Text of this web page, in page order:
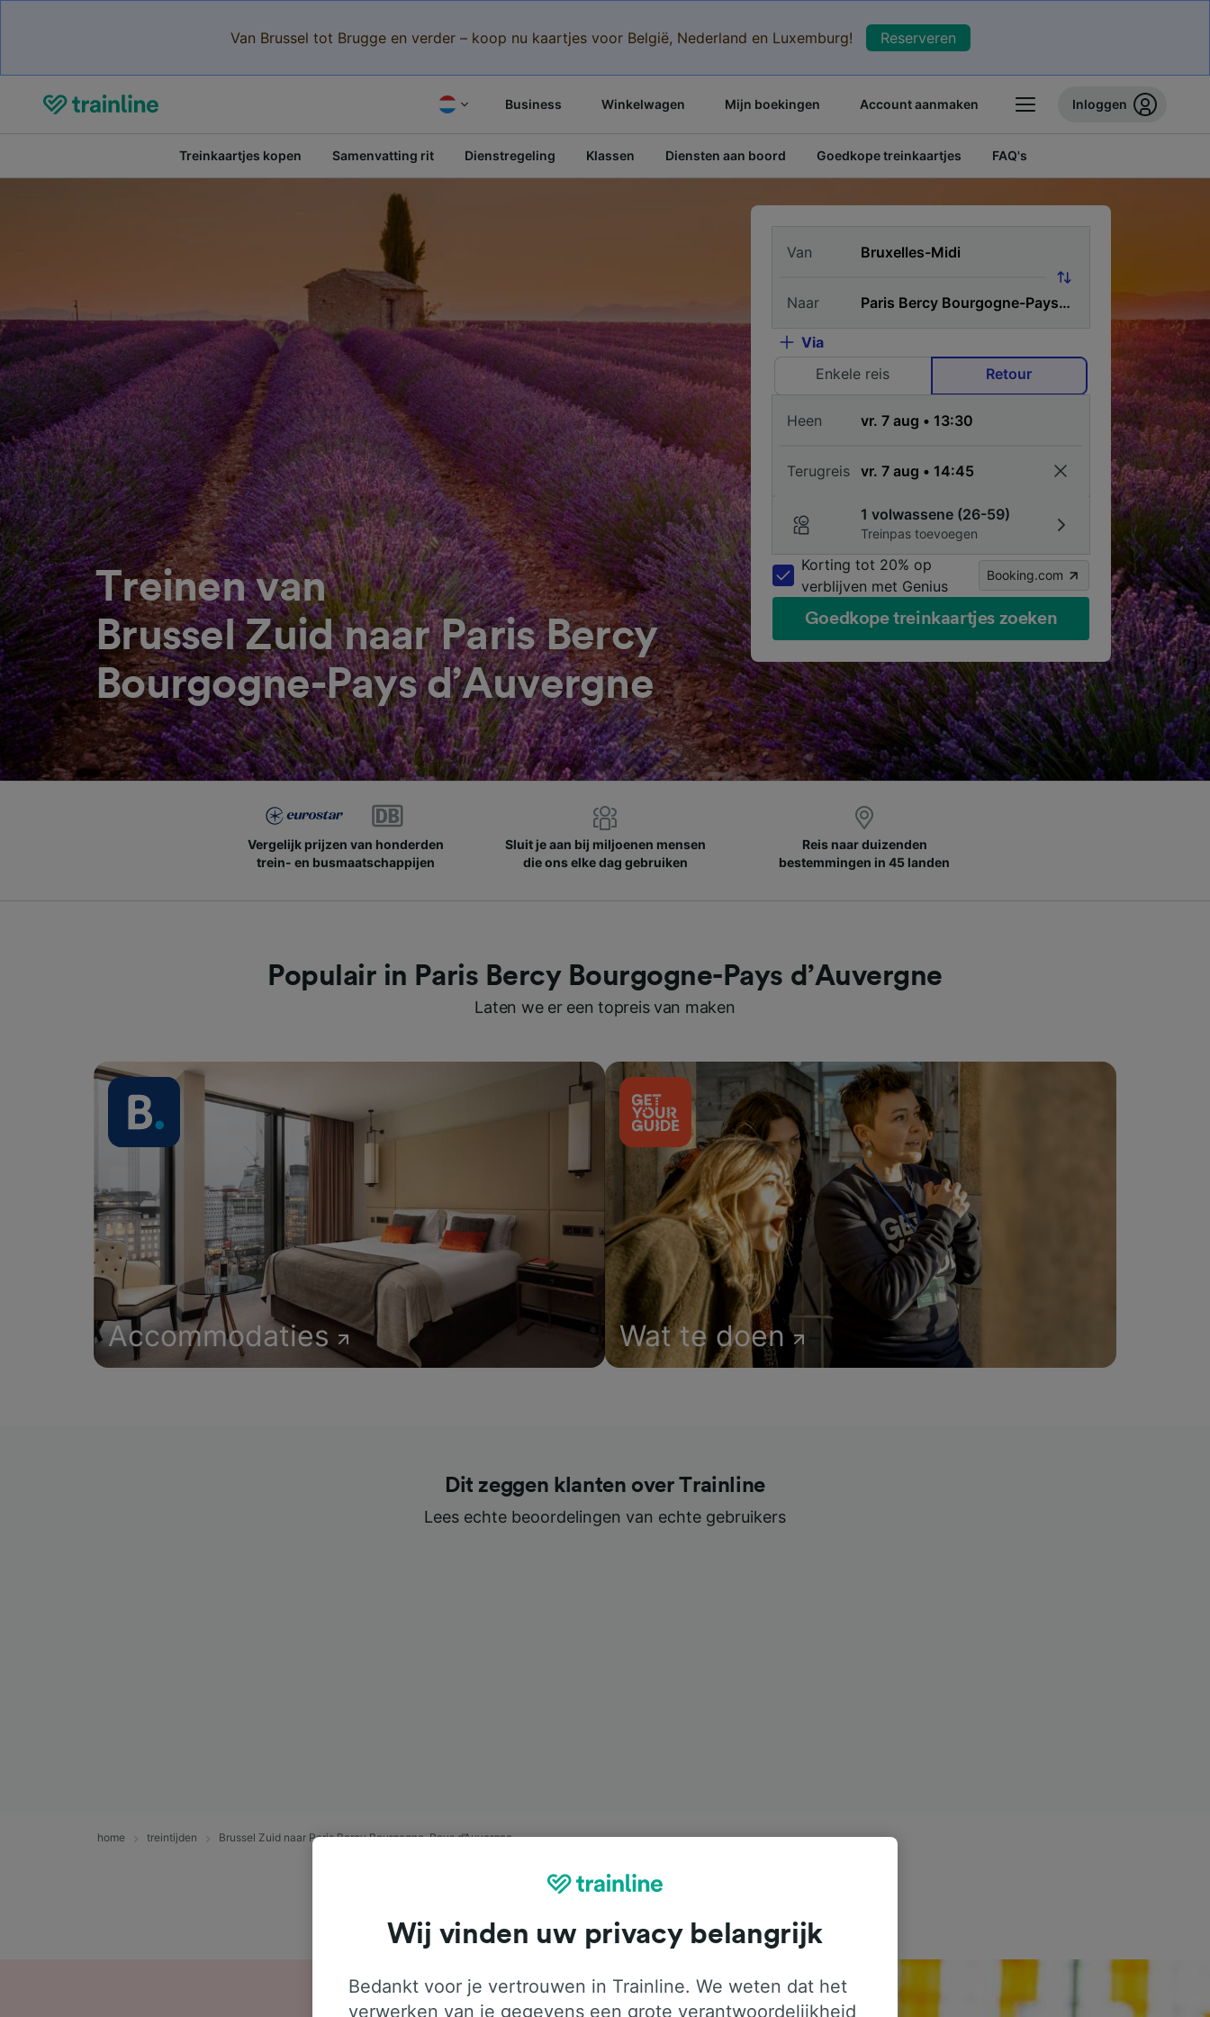
Van Brussel tot Brugge en verder – koop nu kaartjes voor België, Nederland en Luxemburg! Reserveren
Business Winkelwagen Mijn boekingen Account aanmaken Inloggen
Treinkaartjes kopen Samenvatting rit Dienstregeling Klassen Diensten aan boord Goedkope treinkaartjes FAQ's
Treinen van
Brussel Zuid naar Paris Bercy
Bourgogne-Pays d’Auvergne
Van
Naar
Via
Enkele reis
Retour
Heen
Terugreis
1 volwassene (26-59)
Treinpas toevoegen
Korting tot 20% op
verblijven met Genius
Booking.com
Goedkope treinkaartjes zoeken
Vergelijk prijzen van honderden
trein- en busmaatschappijen
Sluit je aan bij miljoenen mensen
die ons elke dag gebruiken
Reis naar duizenden
bestemmingen in 45 landen
Populair in Paris Bercy Bourgogne-Pays d’Auvergne
Laten we er een topreis van maken
Accommodaties Wat te doen
Dit zeggen klanten over Trainline
Lees echte beoordelingen van echte gebruikers
home treintijden Brussel Zuid naar Paris Bercy Bourgogne-Pays d’Auvergne
Wij vinden uw privacy belangrijk
Bedankt voor je vertrouwen in Trainline. We weten dat het
verwerken van je gegevens een grote verantwoordelijkheid